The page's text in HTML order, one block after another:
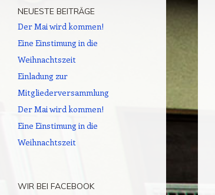
NEUESTE BEITRÄGE
Der Mai wird kommen!
Eine Einstimung in die
Weihnachtszeit
Einladung zur
Mitgliederversammlung
Der Mai wird kommen!
Eine Einstimung in die
Weihnachtszeit
WIR BEI FACEBOOK